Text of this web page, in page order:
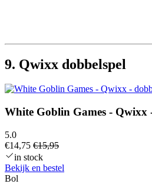
9. Qwixx dobbelspel
White Goblin Games - Qwixx
5.0
€14,75 €15,95
in stock
Bekijk en bestel
Bol